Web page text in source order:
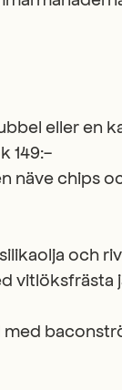
eller en
149:-
näve chips
och